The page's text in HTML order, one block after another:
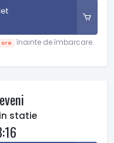
ore înainte de îmbarcare.
statie